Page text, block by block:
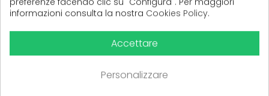
POCHETTE REGALO AMICA"HO
SCELTO DI AVERE LE MIGLIORI
UNA DEDICA O NOME
POCHETTE PERSONALIZZATA
PER LA MAMMA "MAMMA
informazioni consulta la nostra Cookies Policy.
Accettare
Personalizzare